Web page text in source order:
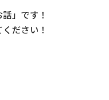
」です！
ださい！